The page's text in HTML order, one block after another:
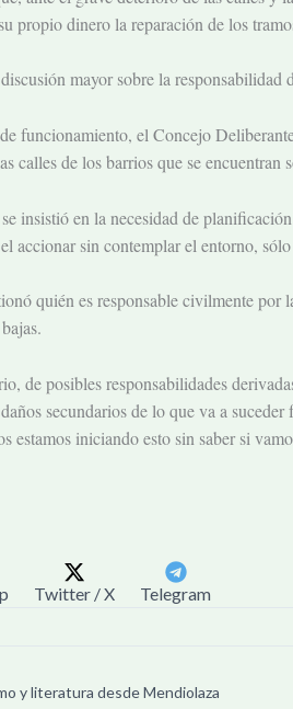
propio dinero la reparación de los
mayor sobre la
funcionamiento, el Concejo
calles de los barrios que se encuentran
se insistió en la necesidad de
accionar sin contemplar el entorno,
quién es responsable civilmente por
de posibles responsabilidades
secundarios de lo que va a
estamos iniciando esto sin saber si
Twitter / X Telegram
y literatura desde Mendiolaza